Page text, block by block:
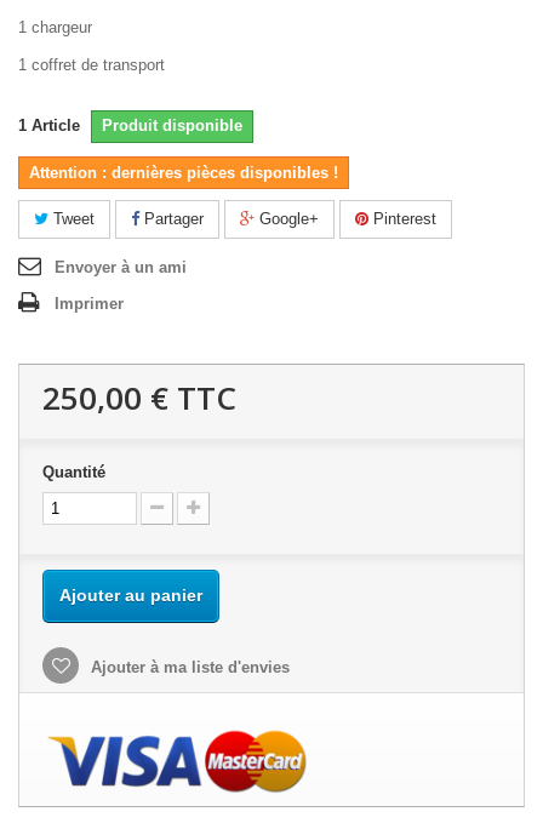
1 chargeur
1 coffret de transport
1 Article Produit disponible
Attention : dernières pièces disponibles !
Tweet Partager Google+ Pinterest
Envoyer à un ami
Imprimer
250,00 € TTC
Quantité
Ajouter au panier
Ajouter à ma liste d'envies